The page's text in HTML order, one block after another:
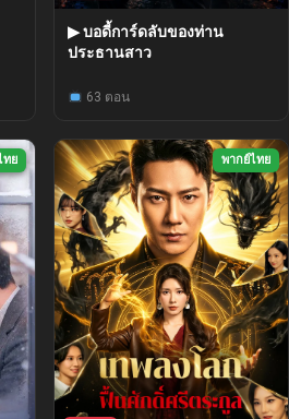
▶ บอดี้การ์ดลับของท่าน
ประธานสาว
63 ตอน
ทย พากย์ไทย